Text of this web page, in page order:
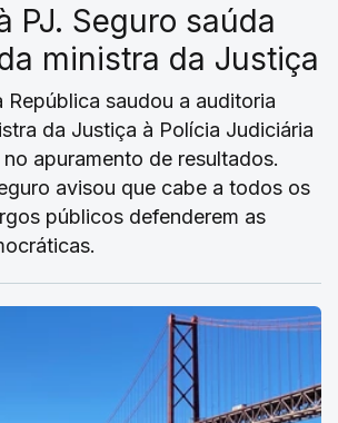
PJ. Seguro saúda
ministra da Justiça
República saudou a auditoria
da Justiça à Polícia Judiciária
apuramento de resultados.
avisou que cabe a todos os
públicos defenderem as